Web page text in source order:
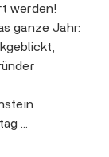
werden!
ganze Jahr:
…